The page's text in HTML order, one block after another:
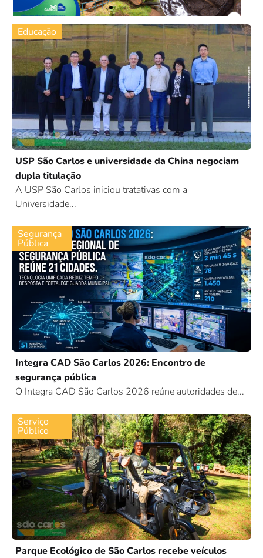
Educação
USP São Carlos e universidade da China negociam
dupla titulação
A USP São Carlos iniciou tratativas com a
Universidade...
Segurança
Pública
Integra CAD São Carlos 2026: Encontro de
segurança pública
O Integra CAD São Carlos 2026 reúne autoridades de...
Serviço
Público
Parque Ecológico de São Carlos recebe veículos